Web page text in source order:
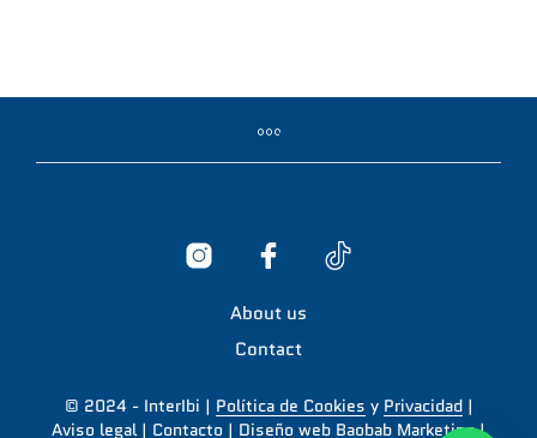
About us
Contact
© 2024 - InterIbi | Política de Cookies y Privacidad|
Aviso legal| Contacto | Diseño web Baobab Marketing|